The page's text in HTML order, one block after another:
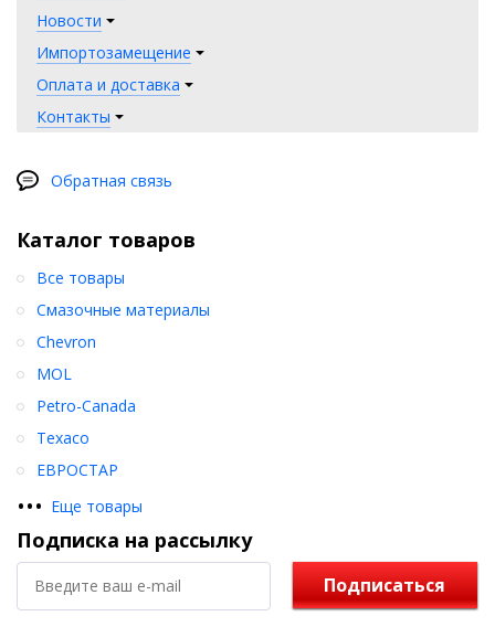
Новости
Импортозамещение
Оплата и доставка
Контакты
Обратная связь
Каталог товаров
••• Еще товары
Все товары
Смазочные материалы
Chevron
MOL
Petro-Canada
Texaco
ЕВРОСТАР
Подписка на рассылку
Подписаться